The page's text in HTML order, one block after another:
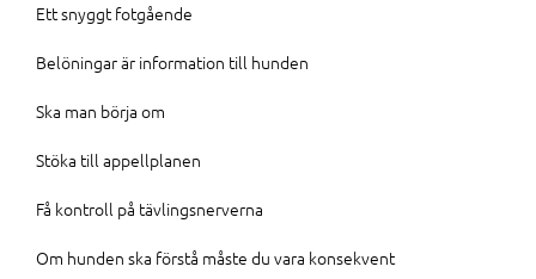
Ett snyggt fotgående
Belöningar är information till hunden
Ska man börja om
Stöka till appellplanen
Få kontroll på tävlingsnerverna
Om hunden ska förstå måste du vara konsekvent